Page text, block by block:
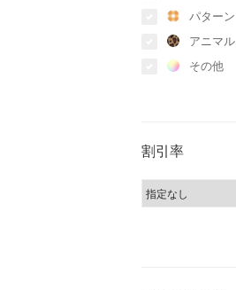
パターン
アニマル
その他
割引率